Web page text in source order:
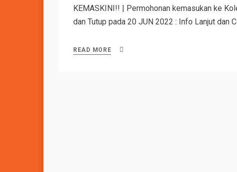
KEMASKINI!! | Permohonan kemasukan ke
dan Tutup pada 20 JUN 2022 : Info Lanjut dan
READ MORE